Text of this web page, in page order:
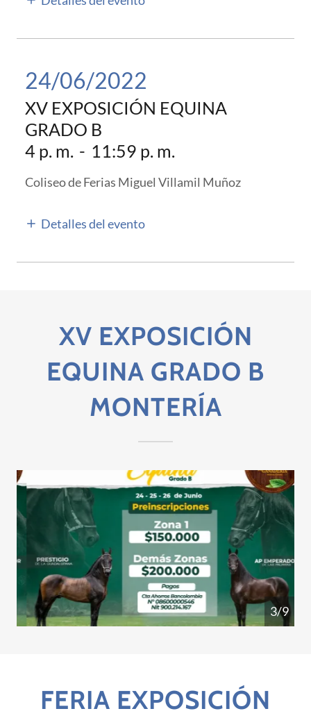
24/06/2022
XV EXPOSICIÓN EQUINA
GRADO B
4 p. m. - 11:59 p. m.
Coliseo de Ferias Miguel Villamil Muñoz
Detalles del evento
XV EXPOSICIÓN
EQUINA GRADO B
MONTERÍA
4/9
FERIA EXPOSICIÓN